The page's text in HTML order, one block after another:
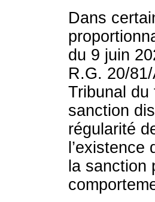
Dans
du 9 juin
R.G. 20/
Tribunal du
sanction
régularité
la sanction